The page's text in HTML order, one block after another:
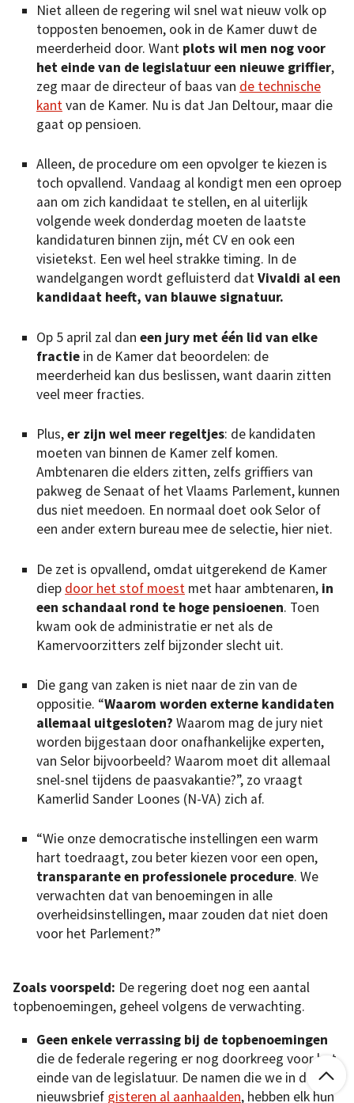
Niet alleen de regering wil snel wat nieuw volk op
topposten benoemen, ook in de Kamer duwt de
meerderheid door. Want plots wil men nog voor
het einde van de legislatuur een nieuwe griffier,
zeg maar de directeur of baas van de technische
kantvan de Kamer. Nu is dat Jan Deltour, maar die
gaat op pensioen.
Alleen, de procedure om een opvolger te kiezen is
toch opvallend. Vandaag al kondigt men een oproep
aan om zich kandidaat te stellen, en al uiterlijk
volgende week donderdag moeten de laatste
kandidaturen binnen zijn, mét CV en ook een
visietekst. Een wel heel strakke timing. In de
wandelgangen wordt gefluisterd datVivaldi al een
kandidaat heeft, van blauwe signatuur.
Op 5 april zal dan een jury met één lid van elke
fractie in de Kamer dat beoordelen: de
meerderheid kan dus beslissen, want daarin zitten
veel meer fracties.
Plus,er zijn wel meer regeltjes: de kandidaten
moeten van binnen de Kamer zelf komen.
Ambtenaren die elders zitten, zelfs griffiers van
pakweg de Senaat of het Vlaams Parlement, kunnen
dus niet meedoen. En normaal doet ook Selor of
een ander extern bureau mee de selectie, hier niet.
De zet is opvallend, omdat uitgerekend de Kamer
diep door het stof moest met haar ambtenaren, in
een schandaal rond te hoge pensioenen. Toen
kwam ook de administratie er net als de
Kamervoorzitters zelf bijzonder slecht uit.
Die gang van zaken is niet naar de zin van de
oppositie. “Waarom worden externe kandidaten
allemaal uitgesloten? Waarom mag de jury niet
worden bijgestaan door onafhankelijke experten,
van Selor bijvoorbeeld? Waarom moet dit allemaal
snel-snel tijdens de paasvakantie?”, zo vraagt
Kamerlid Sander Loones (N-VA) zich af.
“Wie onze democratische instellingen een warm
hart toedraagt, zou beter kiezen voor een open,
transparante en professionele procedure. We
verwachten dat van benoemingen in alle
overheidsinstellingen, maar zouden dat niet doen
voor het Parlement?”
Zoals voorspeld: De regering doet nog een aantal
topbenoemingen, geheel volgens de verwachting.
Geen enkele verrassing bij de topbenoemingen
die de federale regering er nog doorkreeg voor het
einde van de legislatuur. De namen die we in deze
nieuwsbrief gisteren al aanhaalden, hebben elk hun
